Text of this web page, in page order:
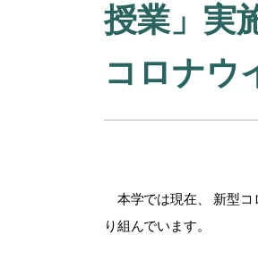
授業」実
コロナウ
本学では現在、 新型コ
り組んでいます。